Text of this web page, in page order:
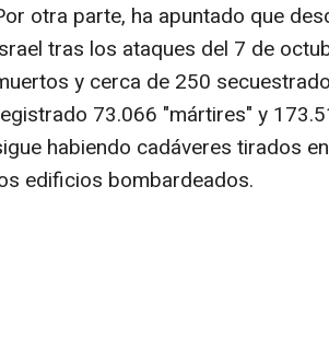
otra parte, ha apuntado que
tras los ataques del 7 de
y cerca de 250
73.066 "mártires" y
habiendo cadáveres tirados
edificios bombardeados.